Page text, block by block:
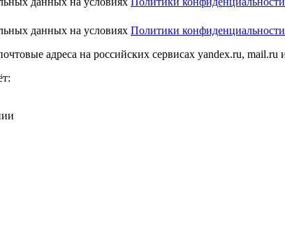
данных на условиях Политики конфиденциальности
адреса на российских сервисах yandex.ru,